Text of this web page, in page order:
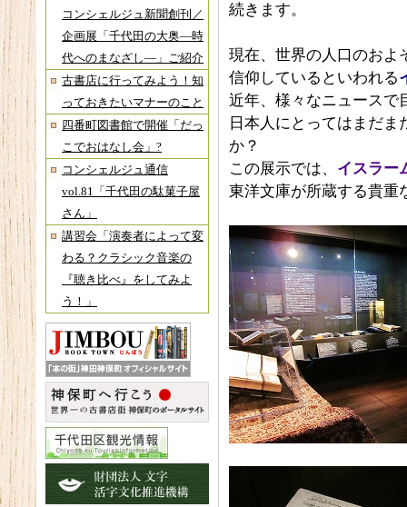
コンシェルジュ新聞創刊／
企画展「千代田の大奥―時
代へのまなざし―」ご紹介
古書店に行ってみよう！知
っておきたいマナーのこと
四番町図書館で開催「だっ
こでおはなし会」?
コンシェルジュ通信
vol.81「千代田の駄菓子屋
さん」
講習会「演奏者によって変
わる？クラシック音楽の
『聴き比べ』をしてみよ
う！」
続きます。
現在、世界の人口のおよ
信仰しているといわれる
近年、様々なニュースで
日本人にとってはまだ
か？
この展示では、 イスラー
東洋文庫が所蔵する貴重